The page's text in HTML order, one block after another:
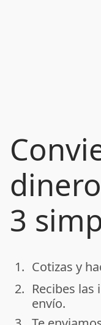
3
done
1. Cotizas y
done
2. Recibes
envío.